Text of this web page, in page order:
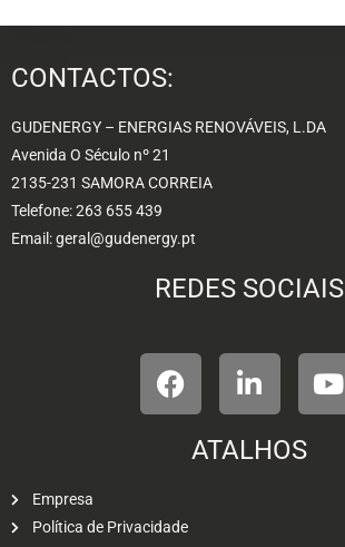
CONTACTOS:
GUDENERGY – ENERGIAS RENOVÁVEIS, L.DA
Avenida O Século nº 21
2135-231 SAMORA CORREIA
Telefone: 263 655 439
Email: geral@gudenergy.pt
REDES SOCIAIS
ATALHOS
Empresa
Política de Privacidade